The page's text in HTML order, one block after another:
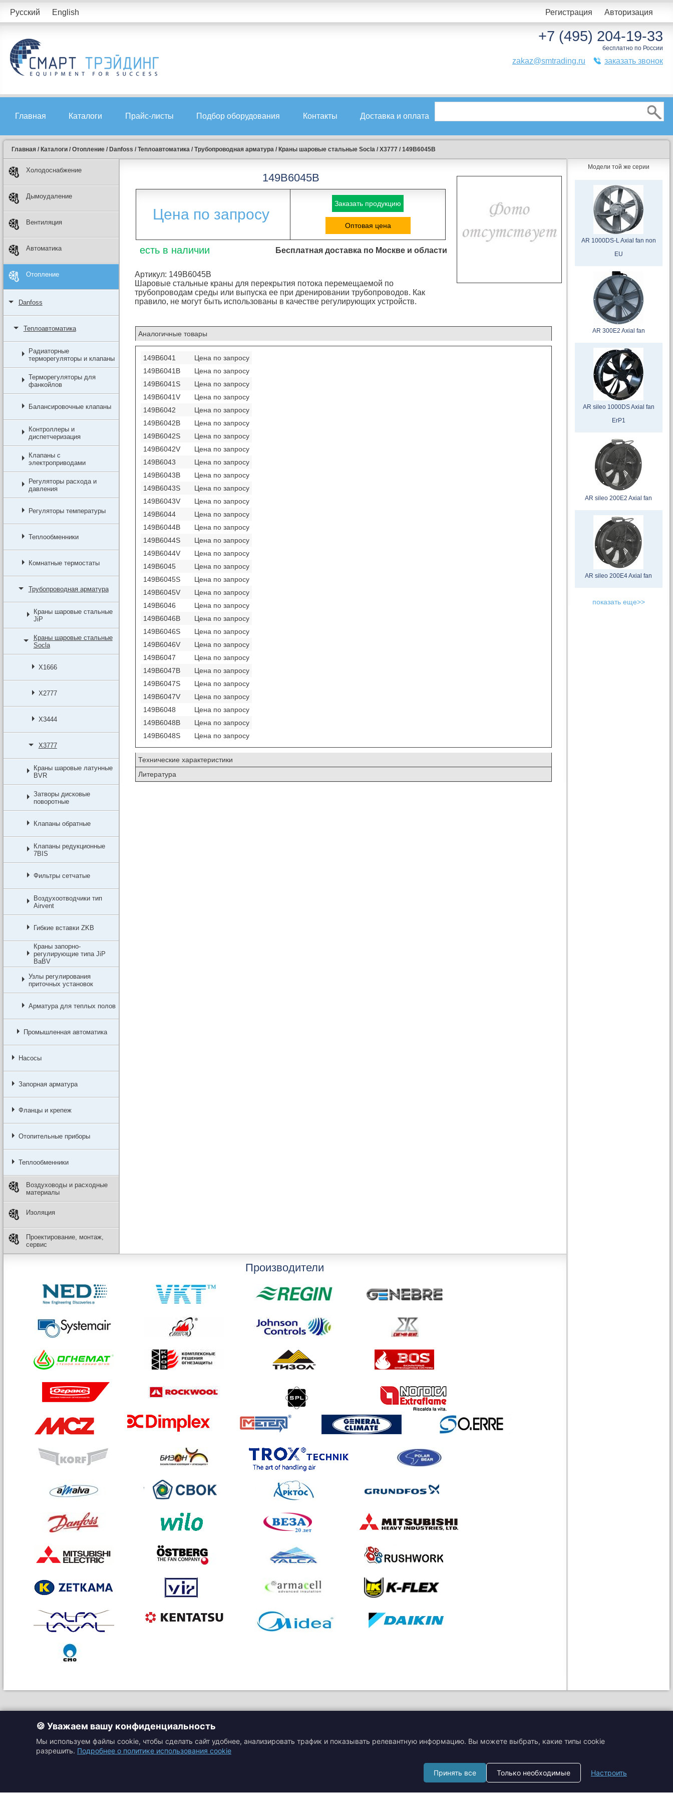
Русский English Регистрация Авторизация
+7 (495) 204-19-33
бесплатно по России
zakaz@smtrading.ru заказать звонок
Главная Каталоги Прайс-листы Подбор оборудования Контакты Доставка и оплата
Главная / Каталоги / Отопление / Danfoss / Теплоавтоматика / Трубопроводная арматура / Краны шаровые стальные Socla / X3777 / 149B6045B
Холодоснабжение
Дымоудаление
Вентиляция
Автоматика
Отопление
Danfoss
Теплоавтоматика
Радиаторные
терморегуляторы и клапаны
Терморегуляторы для
фанкойлов
Балансировочные клапаны
Контроллеры и
диспетчеризация
Клапаны с
электроприводами
Регуляторы расхода и
давления
Регуляторы температуры
Теплообменники
Комнатные термостаты
Трубопроводная арматура
Краны шаровые стальные
JiP
Краны шаровые стальные
Socla
X1666
X2777
X3444
X3777
Краны шаровые латунные
BVR
Затворы дисковые
поворотные
Клапаны обратные
Клапаны редукционные
7BIS
Фильтры сетчатые
Воздухоотводчики тип
Airvent
Гибкие вставки ZKB
Краны запорно-
регулирующие типа JiP
BaBV
Узлы регулирования
приточных установок
Арматура для теплых полов
Промышленная автоматика
Насосы
Запорная арматура
Фланцы и крепеж
Отопительные приборы
Теплообменники
Воздуховоды и расходные
материалы
Изоляция
Проектирование, монтаж,
сервис
149B6045B
Цена по запросу
Заказать продукцию
Оптовая цена
есть в наличии Бесплатная доставка по Москве и области
Артикул: 149B6045B
Шаровые стальные краны для перекрытия потока перемещаемой по
трубопроводам среды или выпуска ее при дренировании трубопроводов. Как
правило, не могут быть использованы в качестве регулирующих устройств.
Аналогичные товары
149B6041
Цена по запросу
149B6041B
Цена по запросу
149B6041S
Цена по запросу
149B6041V
Цена по запросу
149B6042
Цена по запросу
149B6042B
Цена по запросу
149B6042S
Цена по запросу
149B6042V
Цена по запросу
149B6043
Цена по запросу
149B6043B
Цена по запросу
149B6043S
Цена по запросу
149B6043V
Цена по запросу
149B6044
Цена по запросу
149B6044B
Цена по запросу
149B6044S
Цена по запросу
149B6044V
Цена по запросу
149B6045
Цена по запросу
149B6045S
Цена по запросу
149B6045V
Цена по запросу
149B6046
Цена по запросу
149B6046B
Цена по запросу
149B6046S
Цена по запросу
149B6046V
Цена по запросу
149B6047
Цена по запросу
149B6047B
Цена по запросу
149B6047S
Цена по запросу
149B6047V
Цена по запросу
149B6048
Цена по запросу
149B6048B
Цена по запросу
149B6048S
Цена по запросу
Технические характеристики
Литература
Производители
Модели той же серии
AR 1000DS-L Axial fan non
EU
AR 300E2 Axial fan
AR sileo 1000DS Axial fan
ErP1
AR sileo 200E2 Axial fan
AR sileo 200E4 Axial fan
показать еще>>
+7 (495) 204-19-33
zakaz@smtrading.ru
🍪 Уважаем вашу конфиденциальность
Мы используем файлы cookie, чтобы сделать сайт удобнее, анализировать трафик и показывать релевантную информацию. Вы можете выбрать, какие типы cookie
разрешить. Подробнее о политике использования cookie
Принять все Только необходимые Настроить